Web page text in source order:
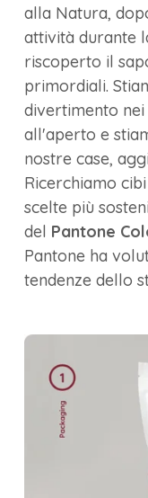
alla Natura,
attività durante
riscoperto il
primordiali.
divertimento
all'aperto e
nostre case,
Ricerchiamo
scelte più
del Pantone
Pantone ha
tendenze dello